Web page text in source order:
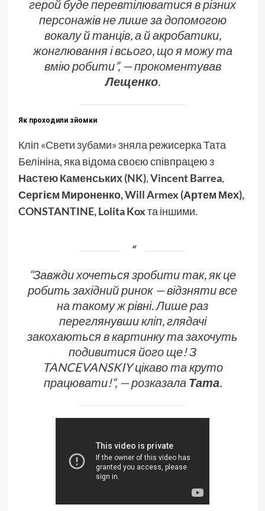
герой буде перевтілюватися в різних
персонажів не лише за допомогою
вокалу й танців, а й акробатики,
жонглювання і всього, що я можу та
вмію робити”,— прокоментував
Лещенко.
Як проходили зйомки
Кліп «Свети зубами» зняла режисерка Тата
Белініна, яка відома своєю співпрацею з
Настею Каменських (NK),Vincent Barrea,
Сергієм Мироненко, Will Armex (Артем Мех),
CONSTANTINE, Lolita Koxта іншими.
“Завжди хочеться зробити так, як це
робить західний ринок — відзняти все
на такому ж рівні. Лише раз
переглянувши кліп, глядачі
закохаються в картинку та захочуть
подивитися його ще! З
TANCEVANSKIY цікаво та круто
працювати!“, — розказала Тата.